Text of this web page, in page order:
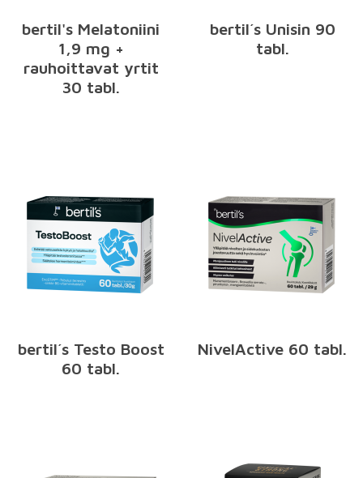
bertil's Melatoniini
1,9 mg +
rauhoittavat yrtit
30 tabl.
bertil´s Unisin 90
tabl.
bertil´s Testo Boost
60 tabl.
NivelActive 60 tabl.